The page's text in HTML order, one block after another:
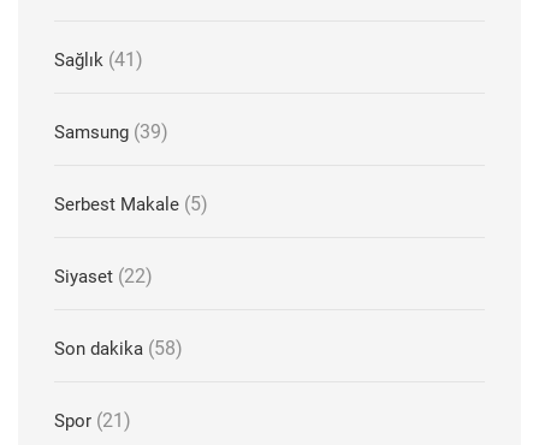
Sağlık (41)
Samsung (39)
Serbest Makale (5)
Siyaset (22)
Son dakika (58)
Spor (21)